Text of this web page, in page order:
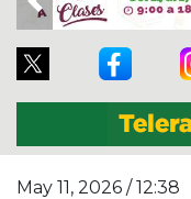
Previous
May 11, 2026 / 12:38